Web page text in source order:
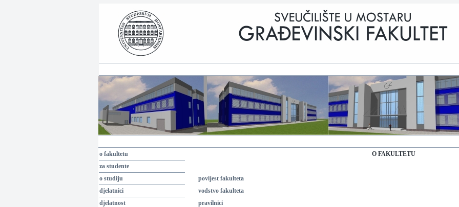
o fakultetu
za studente
o studiju
djelatnici
djelatnost
O FAKULTETU
povijest fakulteta
vodstvo fakulteta
pravilnici